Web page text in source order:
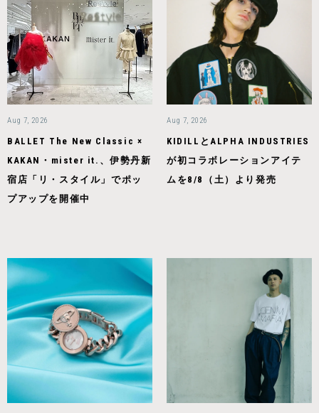
Aug 7, 2026
BALLET The New Classic ×
KAKAN・mister it.、伊勢丹新
宿店「リ・スタイル」でポッ
プアップを開催中
Aug 7, 2026
KIDILLとALPHA INDUSTRIES
が初コラボレーションアイテ
ムを8/8（土）より発売